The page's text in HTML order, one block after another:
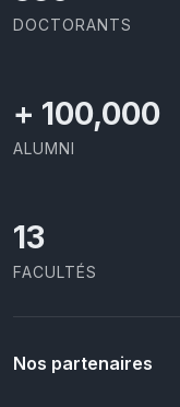
DOCTORANTS
+ 100,000
ALUMNI
13
FACULTÉS
Nos partenaires